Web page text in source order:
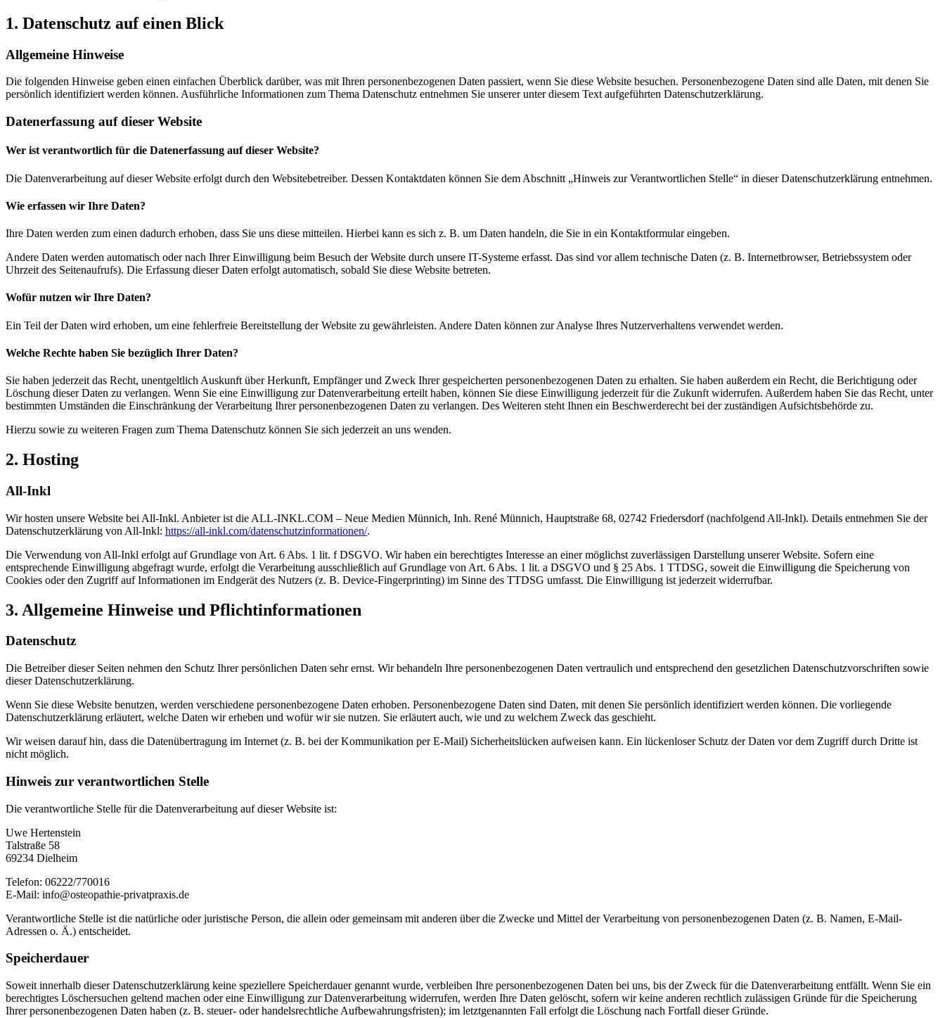
1. Datenschutz auf einen Blick
Allgemeine Hinweise
Die folgenden Hinweise geben einen einfachen Überblick darüber, was mit Ihren personenbezogenen Daten passiert, wenn Sie diese Website besuchen. Personenbezogene Daten sind alle Daten, mit denen Sie
persönlich identifiziert werden können. Ausführliche Informationen zum Thema Datenschutz entnehmen Sie unserer unter diesem Text aufgeführten Datenschutzerklärung.
Datenerfassung auf dieser Website
Wer ist verantwortlich für die Datenerfassung auf dieser Website?
Die Datenverarbeitung auf dieser Website erfolgt durch den Websitebetreiber. Dessen Kontaktdaten können Sie dem Abschnitt „Hinweis zur Verantwortlichen Stelle“ in dieser Datenschutzerklärung entnehmen.
Wie erfassen wir Ihre Daten?
Ihre Daten werden zum einen dadurch erhoben, dass Sie uns diese mitteilen. Hierbei kann es sich z. B. um Daten handeln, die Sie in ein Kontaktformular eingeben.
Andere Daten werden automatisch oder nach Ihrer Einwilligung beim Besuch der Website durch unsere IT-Systeme erfasst. Das sind vor allem technische Daten (z. B. Internetbrowser, Betriebssystem oder
Uhrzeit des Seitenaufrufs). Die Erfassung dieser Daten erfolgt automatisch, sobald Sie diese Website betreten.
Wofür nutzen wir Ihre Daten?
Ein Teil der Daten wird erhoben, um eine fehlerfreie Bereitstellung der Website zu gewährleisten. Andere Daten können zur Analyse Ihres Nutzerverhaltens verwendet werden.
Welche Rechte haben Sie bezüglich Ihrer Daten?
Sie haben jederzeit das Recht, unentgeltlich Auskunft über Herkunft, Empfänger und Zweck Ihrer gespeicherten personenbezogenen Daten zu erhalten. Sie haben außerdem ein Recht, die Berichtigung oder
Löschung dieser Daten zu verlangen. Wenn Sie eine Einwilligung zur Datenverarbeitung erteilt haben, können Sie diese Einwilligung jederzeit für die Zukunft widerrufen. Außerdem haben Sie das Recht, unter
bestimmten Umständen die Einschränkung der Verarbeitung Ihrer personenbezogenen Daten zu verlangen. Des Weiteren steht Ihnen ein Beschwerderecht bei der zuständigen Aufsichtsbehörde zu.
Hierzu sowie zu weiteren Fragen zum Thema Datenschutz können Sie sich jederzeit an uns wenden.
2. Hosting
All-Inkl
Wir hosten unsere Website bei All-Inkl. Anbieter ist die ALL-INKL.COM – Neue Medien Münnich, Inh. René Münnich, Hauptstraße 68, 02742 Friedersdorf (nachfolgend All-Inkl). Details entnehmen Sie der
Datenschutzerklärung von All-Inkl: https://all-inkl.com/datenschutzinformationen/.
Die Verwendung von All-Inkl erfolgt auf Grundlage von Art. 6 Abs. 1 lit. f DSGVO. Wir haben ein berechtigtes Interesse an einer möglichst zuverlässigen Darstellung unserer Website. Sofern eine
entsprechende Einwilligung abgefragt wurde, erfolgt die Verarbeitung ausschließlich auf Grundlage von Art. 6 Abs. 1 lit. a DSGVO und § 25 Abs. 1 TTDSG, soweit die Einwilligung die Speicherung von
Cookies oder den Zugriff auf Informationen im Endgerät des Nutzers (z. B. Device-Fingerprinting) im Sinne des TTDSG umfasst. Die Einwilligung ist jederzeit widerrufbar.
3. Allgemeine Hinweise und Pflicht­informationen
Datenschutz
Die Betreiber dieser Seiten nehmen den Schutz Ihrer persönlichen Daten sehr ernst. Wir behandeln Ihre personenbezogenen Daten vertraulich und entsprechend den gesetzlichen Datenschutzvorschriften sowie
dieser Datenschutzerklärung.
Wenn Sie diese Website benutzen, werden verschiedene personenbezogene Daten erhoben. Personenbezogene Daten sind Daten, mit denen Sie persönlich identifiziert werden können. Die vorliegende
Datenschutzerklärung erläutert, welche Daten wir erheben und wofür wir sie nutzen. Sie erläutert auch, wie und zu welchem Zweck das geschieht.
Wir weisen darauf hin, dass die Datenübertragung im Internet (z. B. bei der Kommunikation per E-Mail) Sicherheitslücken aufweisen kann. Ein lückenloser Schutz der Daten vor dem Zugriff durch Dritte ist
nicht möglich.
Hinweis zur verantwortlichen Stelle
Die verantwortliche Stelle für die Datenverarbeitung auf dieser Website ist:
Uwe Hertenstein
Talstraße 58
69234 Dielheim
Telefon: 06222/770016
E-Mail: info@osteopathie-privatpraxis.de
Verantwortliche Stelle ist die natürliche oder juristische Person, die allein oder gemeinsam mit anderen über die Zwecke und Mittel der Verarbeitung von personenbezogenen Daten (z. B. Namen, E-Mail-
Adressen o. Ä.) entscheidet.
Speicherdauer
Soweit innerhalb dieser Datenschutzerklärung keine speziellere Speicherdauer genannt wurde, verbleiben Ihre personenbezogenen Daten bei uns, bis der Zweck für die Datenverarbeitung entfällt. Wenn Sie ein
berechtigtes Löschersuchen geltend machen oder eine Einwilligung zur Datenverarbeitung widerrufen, werden Ihre Daten gelöscht, sofern wir keine anderen rechtlich zulässigen Gründe für die Speicherung
Ihrer personenbezogenen Daten haben (z. B. steuer- oder handelsrechtliche Aufbewahrungsfristen); im letztgenannten Fall erfolgt die Löschung nach Fortfall dieser Gründe.